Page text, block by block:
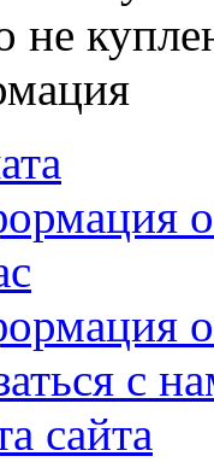
не
о
о
с
сайта